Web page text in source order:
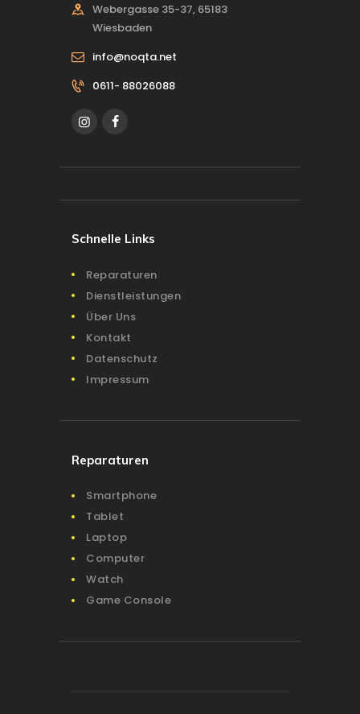
Webergasse 35-37, 65183
Wiesbaden
info@noqta.net
0611- 88026088
Schnelle Links
Reparaturen
Dienstleistungen
Über Uns
Kontakt
Datenschutz
Impressum
Reparaturen
Smartphone
Tablet
Laptop
Computer
Watch
Game Console